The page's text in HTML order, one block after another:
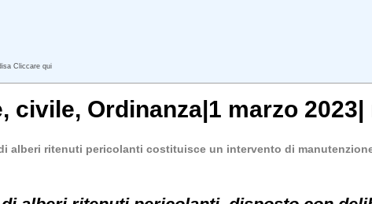
Cliccare qui
, civile, Ordinanza|1 marzo 2023|
alberi ritenuti pericolanti costituisce un intervento di